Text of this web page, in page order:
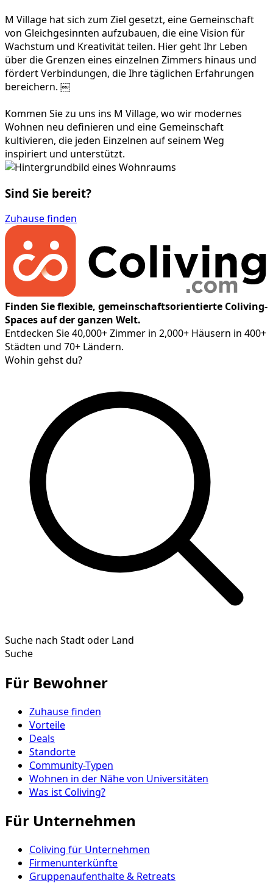
M Village hat sich zum Ziel gesetzt, eine Gemeinschaft
von Gleichgesinnten aufzubauen, die eine Vision für
Wachstum und Kreativität teilen. Hier geht Ihr Leben
über die Grenzen eines einzelnen Zimmers hinaus und
fördert Verbindungen, die Ihre täglichen Erfahrungen
bereichern. ￼
Kommen Sie zu uns ins M Village, wo wir modernes
Wohnen neu definieren und eine Gemeinschaft
kultivieren, die jeden Einzelnen auf seinem Weg
inspiriert und unterstützt.
Sind Sie bereit?
Zuhause finden
Finden Sie flexible, gemeinschaftsorientierte Coliving-
Spaces auf der ganzen Welt.
Entdecken Sie 40,000+ Zimmer in 2,000+ Häusern in 400+
Städten und 70+ Ländern.
Wohin gehst du?
Suche nach Stadt oder Land
Suche
Für Bewohner
Zuhause finden
Vorteile
Deals
Standorte
Community-Typen
Wohnen in der Nähe von Universitäten
Was ist Coliving?
Für Unternehmen
Coliving für Unternehmen
Firmenunterkünfte
Gruppenaufenthalte & Retreats